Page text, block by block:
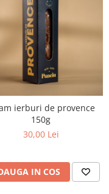
ierburi de provence
150g
30,00 Lei
IN COS